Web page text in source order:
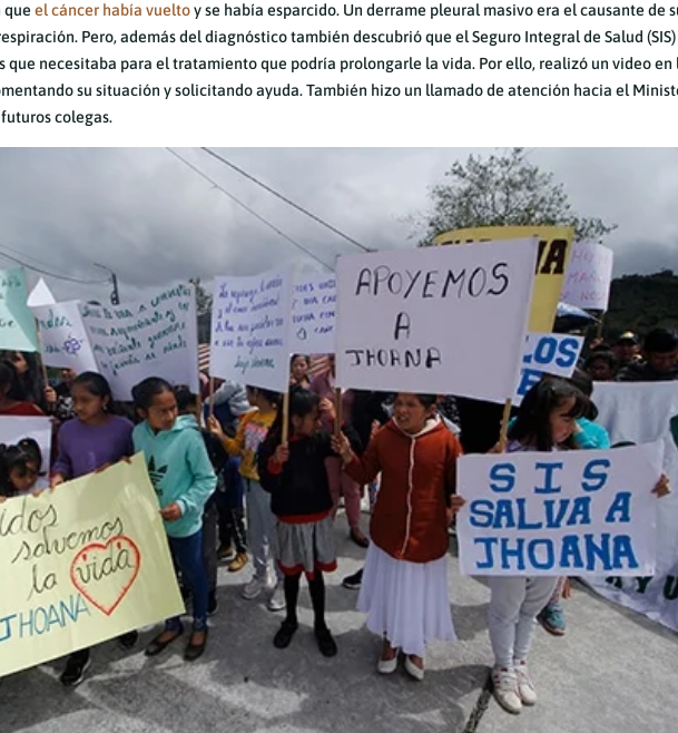
queel cáncer había vueltoy se había esparcido. Un derrame pleural masivo era el causante de
Pero, además del diagnóstico también descubrió que el Seguro Integral de Salud
que necesitaba para el tratamiento que podría prolongarle la vida. Por ello, realizó un video en
su situación y solicitando ayuda. También hizo un llamado de atención hacia el
futuros colegas.